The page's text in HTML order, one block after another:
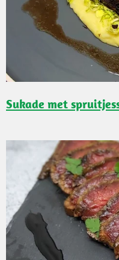
Sukade met